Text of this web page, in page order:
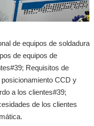
de equipos de soldadura
de equipos de
Requisitos de
CCD y
a los clientes#39;
de los clientes